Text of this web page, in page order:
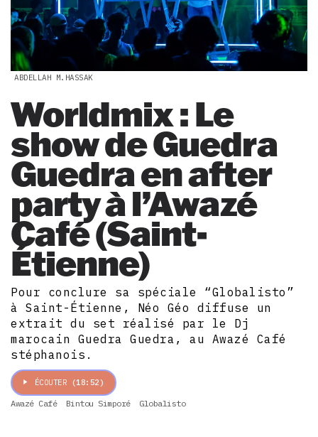
ABDELLAH M.HASSAK
Worldmix : Le
show de Guedra
Guedra en after
party à l’Awazé
Café (Saint-
Étienne)
Pour conclure sa spéciale “Globalisto”
à Saint-Étienne, Néo Géo diffuse un
extrait du set réalisé par le Dj
marocain Guedra Guedra, au Awazé Café
stéphanois.
ÉCOUTER (18:52)
Awazé Café Bintou Simporé Globalisto